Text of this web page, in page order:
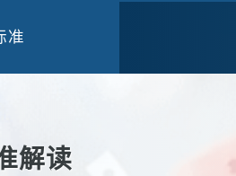
准
解读